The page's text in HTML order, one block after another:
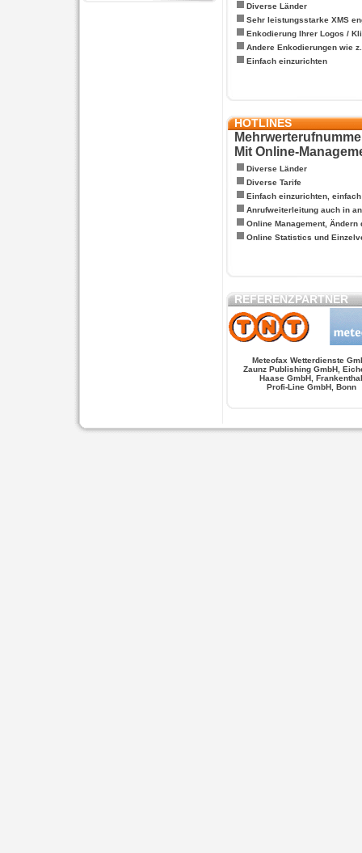
Diverse Länder
Sehr leistungsstarke XMS
Enkodierung Ihrer Logos /
Andere Enkodierungen wie
Einfach einzurichten
HOTLINES
Mit Online-
Diverse Länder
Diverse Tarife
Einfach einzurichten,
Anrufweiterleitung auch in
Online Management, Ändern
Online Statistics und
REFERENZPARTNER
Meteofax Wetterdienste
Zaunz Publishing GmbH,
Haase GmbH, Frankenthal
Profi-Line GmbH, Bonn